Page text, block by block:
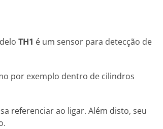
TH1 é um sensor para detecção de
por exemplo dentro de cilindros
referenciar ao ligar. Além disto, seu